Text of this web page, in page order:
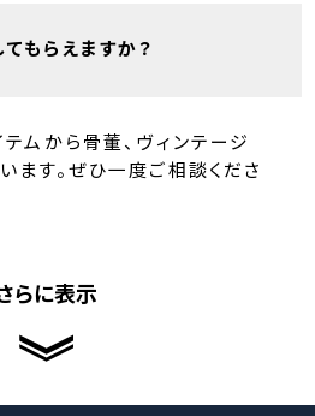
もらえますか？
テムから骨董、ヴィンテージ
ます。ぜひ一度ご相談くださ
らに表示